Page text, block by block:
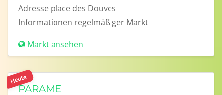
Adresse place des Douves
Informationen regelmäßiger Markt
Markt ansehen
Heute
PARAME